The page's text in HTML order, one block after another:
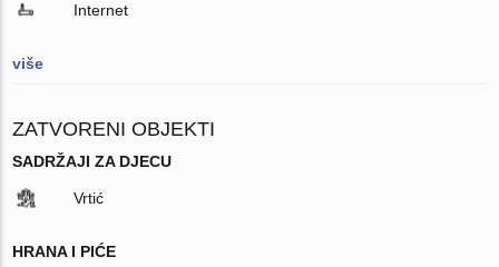
Internet
više
ZATVORENI OBJEKTI
SADRŽAJI ZA DJECU
Vrtić
HRANA I PIĆE